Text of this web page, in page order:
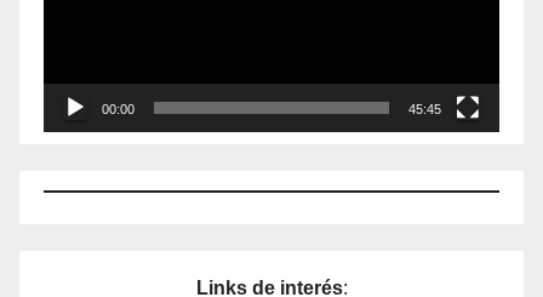
00:00 45:45
Links de interés: